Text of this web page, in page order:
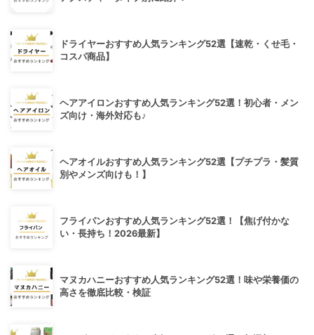
ドライヤーおすすめ人気ランキング52選【速乾・くせ毛・
コスパ商品】
ヘアアイロンおすすめ人気ランキング52選！初心者・メン
ズ向け・海外対応も♪
ヘアオイルおすすめ人気ランキング52選【プチプラ・髪質
別やメンズ向けも！】
フライパンおすすめ人気ランキング52選！【焦げ付かな
い・長持ち！2026最新】
マヌカハニーおすすめ人気ランキング52選！味や栄養価の
高さを徹底比較・検証